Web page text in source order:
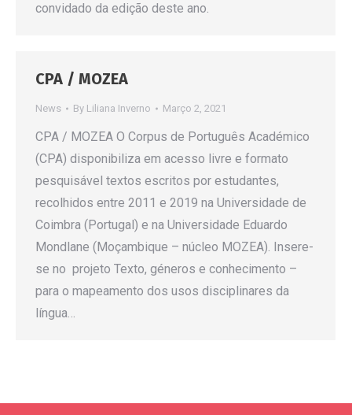
convidado da edição deste ano.
CPA / MOZEA
News By Liliana Inverno Março 2, 2021
CPA / MOZEA O Corpus de Português Académico
(CPA) disponibiliza em acesso livre e formato
pesquisável textos escritos por estudantes,
recolhidos entre 2011 e 2019 na Universidade de
Coimbra (Portugal) e na Universidade Eduardo
Mondlane (Moçambique – núcleo MOZEA). Insere-
se no projeto Texto, géneros e conhecimento –
para o mapeamento dos usos disciplinares da
língua…